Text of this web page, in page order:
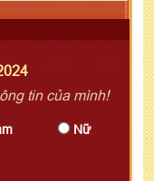
tin của mình!
Nữ